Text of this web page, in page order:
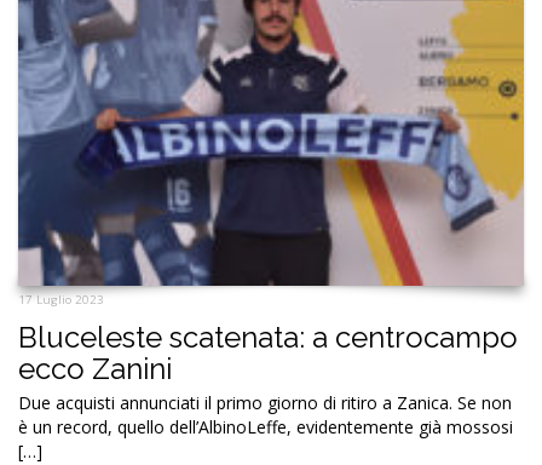
17 Luglio 2023
Bluceleste scatenata: a centrocampo
ecco Zanini
Due acquisti annunciati il primo giorno di ritiro a Zanica. Se non
è un record, quello dell’AlbinoLeffe, evidentemente già mossosi
[…]